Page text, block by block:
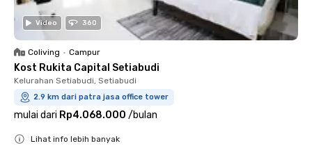
Video 360
Coliving • Campur
Kost Rukita Capital Setiabudi
Kelurahan Setiabudi, Setiabudi
2.9 km dari patra jasa office tower
mulai dari Rp4.068.000 /bulan
Lihat info lebih banyak